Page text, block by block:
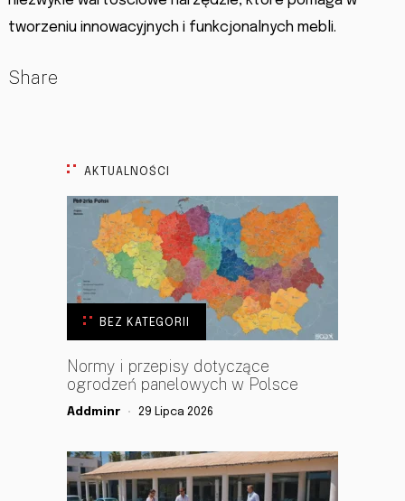
tworzeniu innowacyjnych i funkcjonalnych mebli.
Share
AKTUALNOŚCI
BEZ KATEGORII
Normy i przepisy dotyczące
ogrodzeń panelowych w Polsce
Addminr 29 Lipca 2026